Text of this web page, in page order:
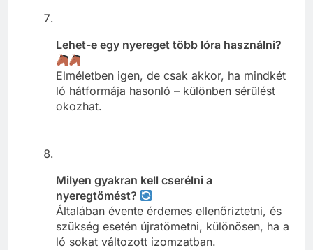
Lehet-e egy nyereget több lóra használni?
Elméletben igen, de csak akkor, ha mindkét
ló hátformája hasonló – különben sérülést
okozhat.
Milyen gyakran kell cserélni a
nyeregtömést?
Általában évente érdemes ellenőriztetni, és
szükség esetén újratömetni, különösen, ha a
ló sokat változott izomzatban.